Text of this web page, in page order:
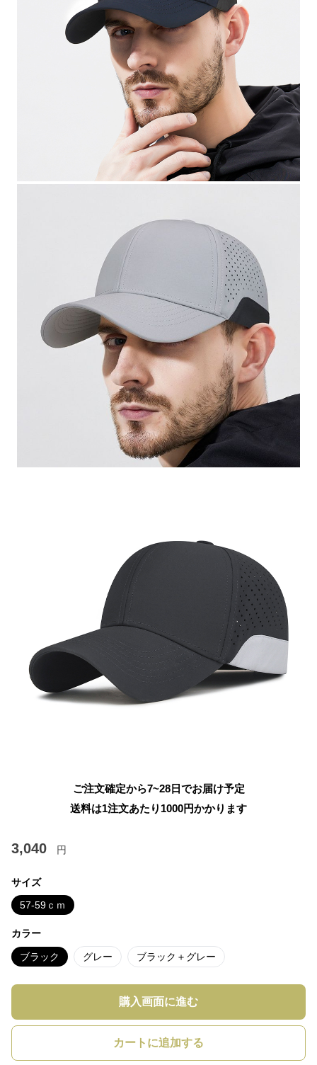
ご注文確定から7~28日でお届け予定
送料は1注文あたり 1000円かかります
3,040 円
サイズ
57-59ｃｍ
カラー
ブラック グレー ブラック＋グレー
購入画面に進む
カートに追加する